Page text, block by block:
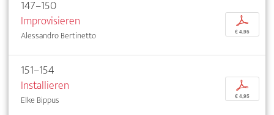
147–150
Improvisieren
Alessandro Bertinetto
p
€ 4,95
151–154
Installieren
Elke Bippus
p
€ 4,95